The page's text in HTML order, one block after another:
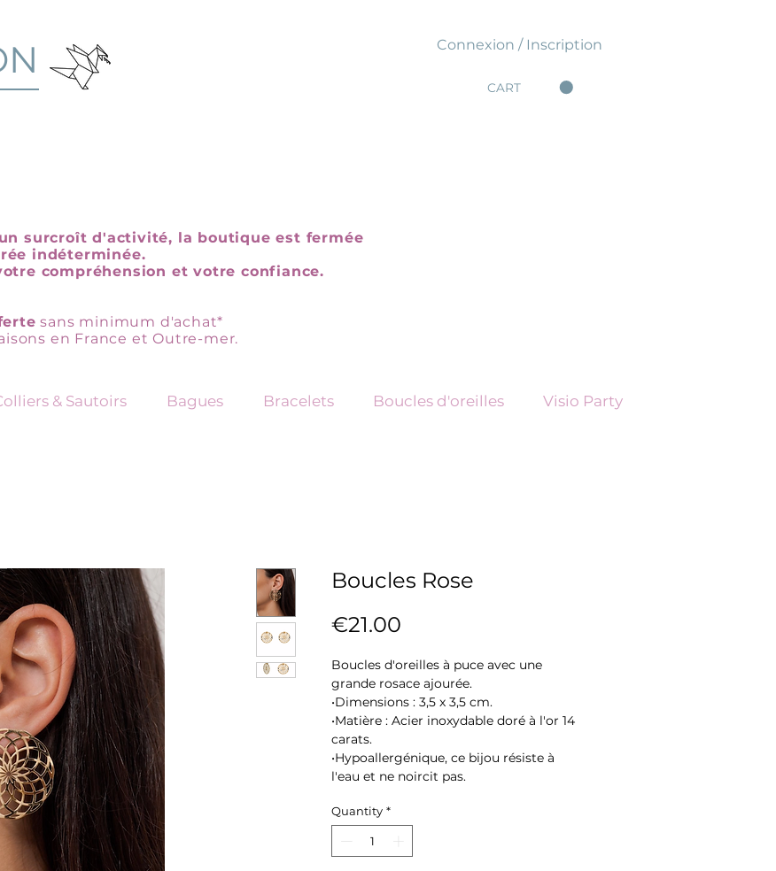
Connexion / Inscription
CART
surcroît d'activité, la boutique est fermée
indéterminée.
compréhension et votre confiance.
sans minimum d'achat*
en France et Outre-mer.
& Sautoirs Bagues Bracelets Boucles d'oreilles Visio Party
Boucles Rose
€21.00
Boucles d'oreilles à puce avec une
grande rosace ajourée.
•Dimensions : 3,5 x 3,5 cm.
•Matière : Acier inoxydable doré à l'or 14
carats.
•Hypoallergénique, ce bijou résiste à
l'eau et ne noircit pas.
Quantity *